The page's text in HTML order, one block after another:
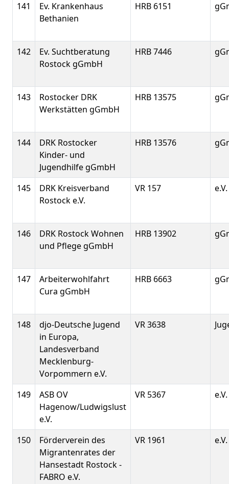
141
Ev. Krankenhaus
Bethanien
HRB 6151
142
Ev. Suchtberatung
Rostock gGmbH
HRB 7446
143
Rostocker DRK
Werkstätten gGmbH
HRB 13575
144
DRK Rostocker
Kinder- und
Jugendhilfe gGmbH
HRB 13576
145
DRK Kreisverband
Rostock e.V.
VR 157 e.V.
146
DRK Rostock Wohnen
und Pflege gGmbH
HRB 13902
147
Arbeiterwohlfahrt
Cura gGmbH
HRB 6663
148
djo-Deutsche Jugend
in Europa,
Landesverband
Mecklenburg-
Vorpommern e.V.
VR 3638
149
ASB OV
Hagenow/Ludwigslust
e.V.
VR 5367 e.V.
150
Förderverein des
Migrantenrates der
Hansestadt Rostock -
FABRO e.V.
VR 1961 e.V.